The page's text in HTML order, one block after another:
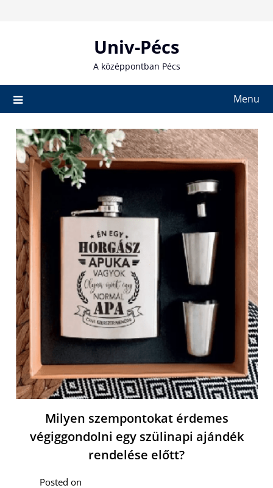
Univ-Pécs
A középpontban Pécs
Menu
Milyen szempontokat érdemes
végiggondolni egy szülinapi ajándék
rendelése előtt?
Posted on